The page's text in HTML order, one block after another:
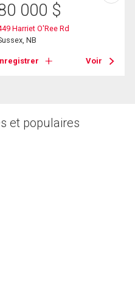
000 $
Harriet O'Ree Rd
NB
Voir
et populaires